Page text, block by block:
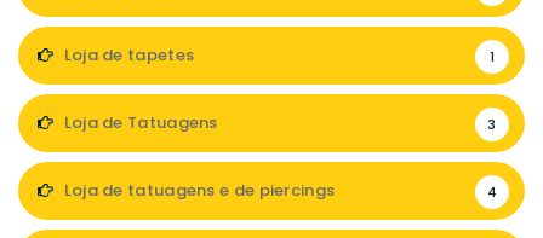
Loja de tapetes 1
Loja de Tatuagens 3
Loja de tatuagens e de piercings 4